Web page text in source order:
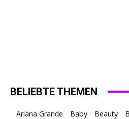
BELIEBTE THEMEN
Ariana Grande Baby Beauty